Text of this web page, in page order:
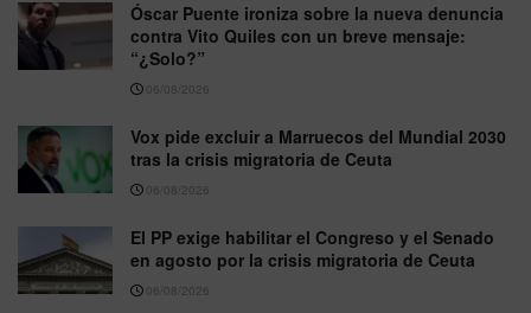
Óscar Puente ironiza sobre la nueva denuncia
contra Vito Quiles con un breve mensaje:
“¿Solo?”
06/08/2026
Vox pide excluir a Marruecos del Mundial 2030
tras la crisis migratoria de Ceuta
06/08/2026
El PP exige habilitar el Congreso y el Senado
en agosto por la crisis migratoria de Ceuta
06/08/2026